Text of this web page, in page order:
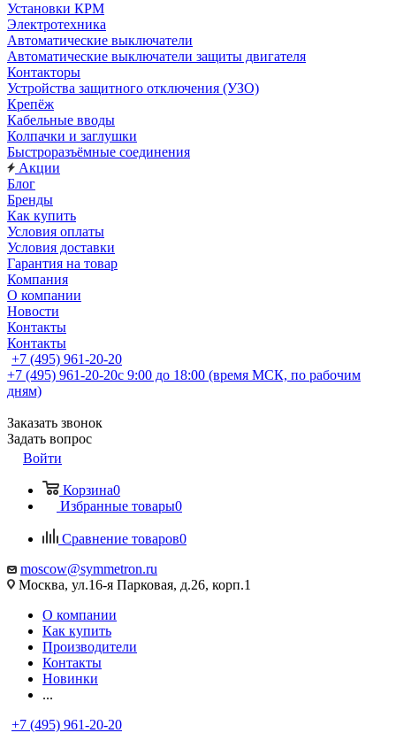
Установки КРМ
Электротехника
Автоматические выключатели
Автоматические выключатели защиты двигателя
Контакторы
Устройства защитного отключения (УЗО)
Крепёж
Кабельные вводы
Колпачки и заглушки
Быстроразъёмные соединения
Акции
Блог
Бренды
Как купить
Условия оплаты
Условия доставки
Гарантия на товар
Компания
О компании
Новости
Контакты
Контакты
+7 (495) 961-20-20
+7 (495) 961-20-20с 9:00 до 18:00 (время МСК, по рабочим
дням)
Заказать звонок
Задать вопрос
Войти
Корзина0
Избранные товары0
Сравнение товаров0
moscow@symmetron.ru
Москва, ул.16-я Парковая, д.26, корп.1
О компании
Как купить
Производители
Контакты
Новинки
...
+7 (495) 961-20-20